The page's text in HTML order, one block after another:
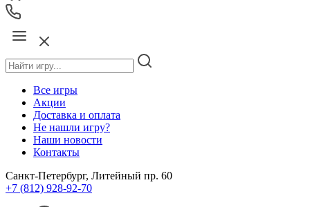
Все игры
Акции
Доставка и оплата
Не нашли игру?
Наши новости
Контакты
Санкт-Петербург, Литейный пр. 60
+7 (812) 928-92-70